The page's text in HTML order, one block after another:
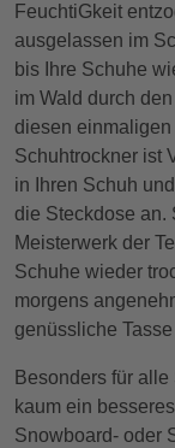
FeuchtiGkeit
ausgelassen im
bis Ihre Schuhe
im Wald durch
diesen
Schuhtrockner ist
in Ihren Schuh
die Steckdose an.
Meisterwerk der
Schuhe wieder
morgens
genüssliche
Besonders für
kaum ein
Snowboard- oder